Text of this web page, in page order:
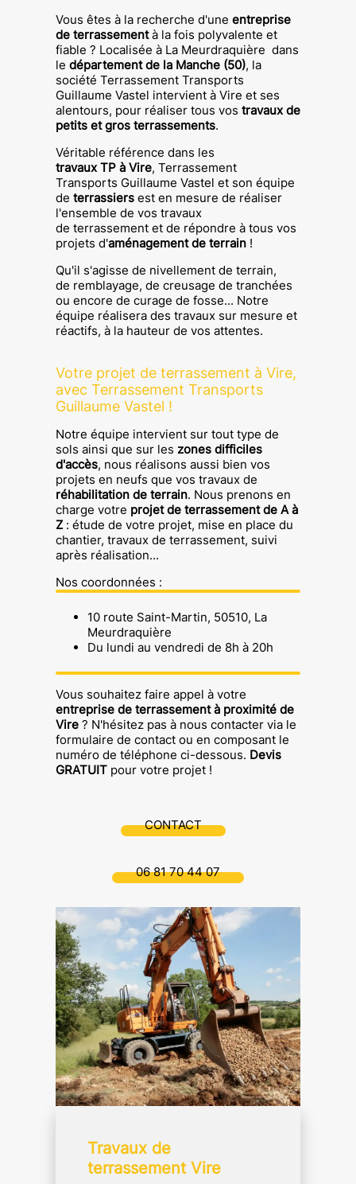
Vous êtes à la recherche d'une entreprise
de terrassementà la fois polyvalente et
fiable ? Localisée à La Meurdraquière dans
le département de la Manche (50), la
société Terrassement Transports
Guillaume Vastel intervient à Vire et ses
alentours, pour réaliser tous vos travaux de
petits et gros terrassements.
Véritable référence dans les
travaux TP à Vire, Terrassement
Transports Guillaume Vastel et son équipe
de terrassiers est en mesure de réaliser
l'ensemble de vos travaux
de terrassement et de répondre à tous vos
projets d'aménagement de terrain !
Qu'il s'agisse de nivellement de terrain,
de remblayage, de creusage de tranchées
ou encore de curage de fosse... Notre
équipe réalisera des travaux sur mesure et
réactifs, à la hauteur de vos attentes.
Votre projet de terrassement à Vire,
avec Terrassement Transports
Guillaume Vastel !
Notre équipe intervient sur tout type de
sols ainsi que sur les zones difficiles
d'accès, nous réalisons aussi bien vos
projets en neufs que vos travaux de
réhabilitation de terrain. Nous prenons en
charge votre projet de terrassement de A à
Z: étude de votre projet, mise en place du
chantier, travaux de terrassement, suivi
après réalisation...
Nos coordonnées :
10 route Saint-Martin, 50510, La
Meurdraquière
Du lundi au vendredi de 8h à 20h
Vous souhaitez faire appel à votre
entreprise de terrassement à proximité de
Vire ? N'hésitez pas à nous contacter via le
formulaire de contact ou en composant le
numéro de téléphone ci-dessous. Devis
GRATUIT pour votre projet !
CONTACT
06 81 70 44 07
Travaux de
terrassement Vire